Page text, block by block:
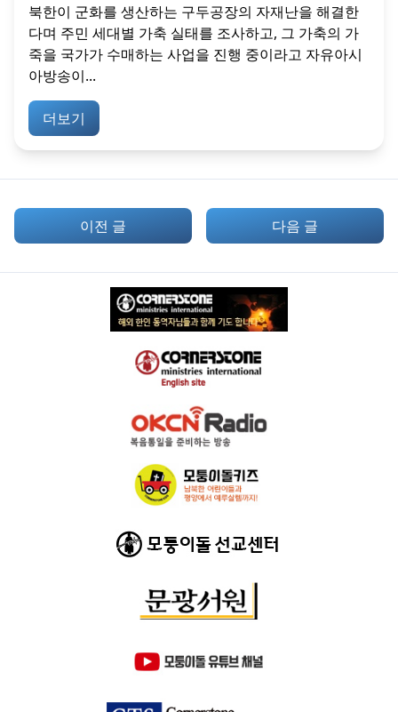
북한이 군화를 생산하는 구두공장의 자재난을 해결한
다며 주민 세대별 가축 실태를 조사하고, 그 가축의 가
죽을 국가가 수매하는 사업을 진행 중이라고 자유아시
아방송이...
더보기
이전 글 다음 글